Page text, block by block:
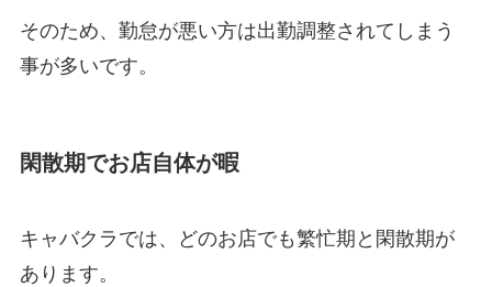
そのため、勤怠が悪い方は出勤調整されてしまう
事が多いです。
閑散期でお店自体が暇
キャバクラでは、どのお店でも繁忙期と閑散期が
あります。